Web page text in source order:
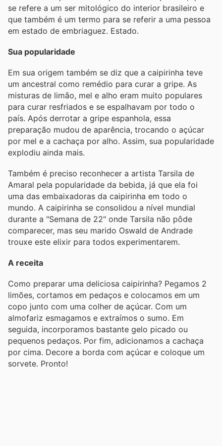
se refere a um ser mitológico do interior brasileiro e
que também é um termo para se referir a uma pessoa
em estado de embriaguez. Estado.
Sua popularidade
Em sua origem também se diz que a caipirinha teve
um ancestral como remédio para curar a gripe. As
misturas de limão, mel e alho eram muito populares
para curar resfriados e se espalhavam por todo o
país. Após derrotar a gripe espanhola, essa
preparação mudou de aparência, trocando o açúcar
por mel e a cachaça por alho. Assim, sua popularidade
explodiu ainda mais.
Também é preciso reconhecer a artista Tarsila de
Amaral pela popularidade da bebida, já que ela foi
uma das embaixadoras da caipirinha em todo o
mundo. A caipirinha se consolidou a nível mundial
durante a "Semana de 22" onde Tarsila não pôde
comparecer, mas seu marido Oswald de Andrade
trouxe este elixir para todos experimentarem.
A receita
Como preparar uma deliciosa caipirinha? Pegamos 2
limões, cortamos em pedaços e colocamos em um
copo junto com uma colher de açúcar. Com um
almofariz esmagamos e extraímos o sumo. Em
seguida, incorporamos bastante gelo picado ou
pequenos pedaços. Por fim, adicionamos a cachaça
por cima. Decore a borda com açúcar e coloque um
sorvete. Pronto!